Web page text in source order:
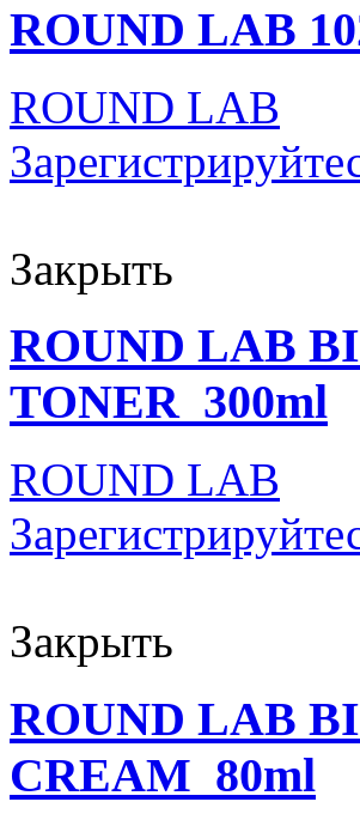
ROUND LAB
ROUND LAB
Закрыть
ROUND LAB
TONER_300ml
ROUND LAB
Закрыть
ROUND LAB
CREAM_80ml